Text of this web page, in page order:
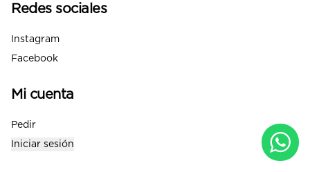
Redes sociales
Instagram
Facebook
Mi cuenta
Pedir
Iniciar sesión